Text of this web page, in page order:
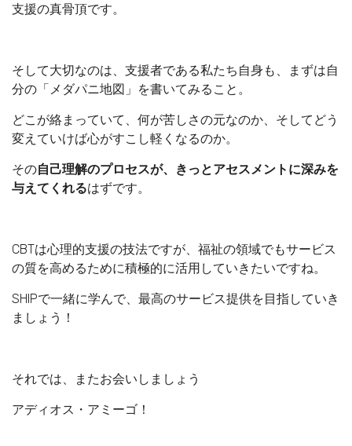
支援の真骨頂です。
そして大切なのは、支援者である私たち自身も、まずは自
分の「メダパニ地図」を書いてみること。
どこが絡まっていて、何が苦しさの元なのか、そしてどう
変えていけば心がすこし軽くなるのか。
その自己理解のプロセスが、きっとアセスメントに深みを
与えてくれるはずです。
CBTは心理的支援の技法ですが、福祉の領域でもサービス
の質を高めるために積極的に活用していきたいですね。
SHIPで一緒に学んで、最高のサービス提供を目指していき
ましょう！
それでは、またお会いしましょう
アディオス・アミーゴ！